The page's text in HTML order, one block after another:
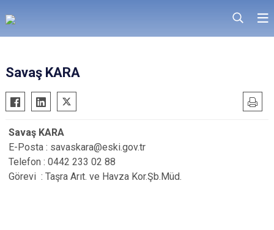
Savaş KARA
Savaş KARA
E-Posta : savaskara@eski.gov.tr
Telefon : 0442 233 02 88
Görevi : Taşra Arıt. ve Havza Kor.Şb.Müd.